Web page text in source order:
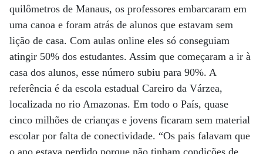
quilômetros de Manaus, os professores embarcaram em
uma canoa e foram atrás de alunos que estavam sem
lição de casa. Com aulas online eles só conseguiam
atingir 50% dos estudantes. Assim que começaram a ir à
casa dos alunos, esse número subiu para 90%. A
referência é da escola estadual Careiro da Várzea,
localizada no rio Amazonas. Em todo o País, quase
cinco milhões de crianças e jovens ficaram sem material
escolar por falta de conectividade. “Os pais falavam que
o ano estava perdido porque não tinham condições de